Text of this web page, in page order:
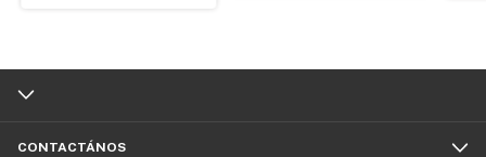
CONTACTÁNOS